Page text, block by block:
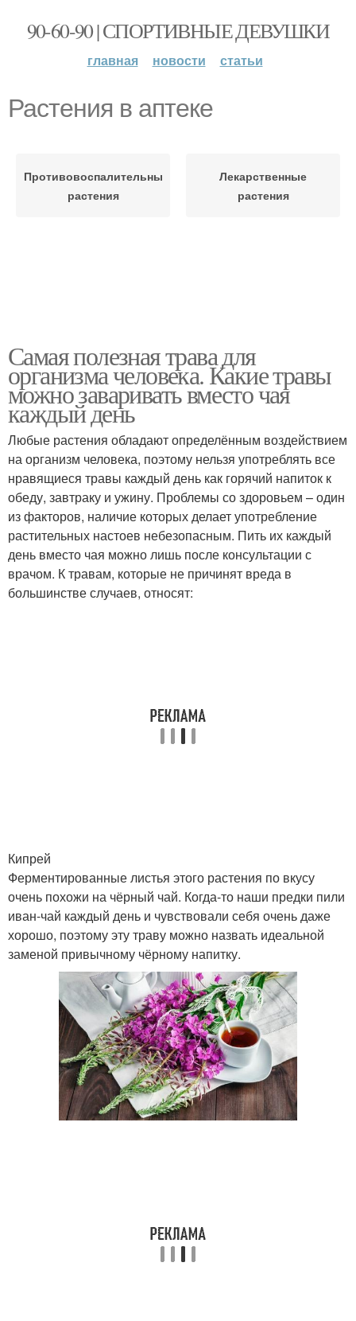
90-60-90 | СПОРТИВНЫЕ ДЕВУШКИ
главная новости статьи
Растения в аптеке
Противовоспалительные
растения
Лекарственные
растения
Самая полезная трава для
организма человека. Какие травы
можно заваривать вместо чая
каждый день
Любые растения обладают определённым воздействием
на организм человека, поэтому нельзя употреблять все
нравящиеся травы каждый день как горячий напиток к
обеду, завтраку и ужину. Проблемы со здоровьем – один
из факторов, наличие которых делает употребление
растительных настоев небезопасным. Пить их каждый
день вместо чая можно лишь после консультации с
врачом. К травам, которые не причинят вреда в
большинстве случаев, относят:
Кипрей
Ферментированные листья этого растения по вкусу
очень похожи на чёрный чай. Когда-то наши предки пили
иван-чай каждый день и чувствовали себя очень даже
хорошо, поэтому эту траву можно назвать идеальной
заменой привычному чёрному напитку.